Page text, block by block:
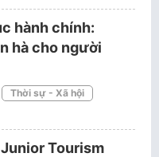
hành chính:
hà cho người
Thời sự - Xã hội
Tourism